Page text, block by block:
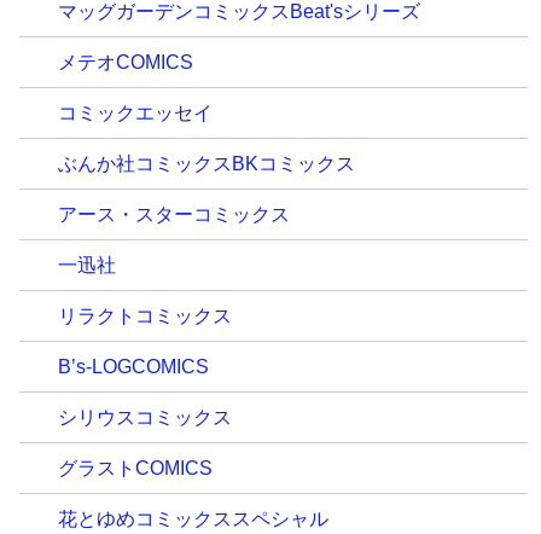
マッグガーデンコミックスBeat'sシリーズ
メテオCOMICS
コミックエッセイ
ぶんか社コミックスBKコミックス
アース・スターコミックス
一迅社
リラクトコミックス
B’s-LOGCOMICS
シリウスコミックス
グラストCOMICS
花とゆめコミックススペシャル